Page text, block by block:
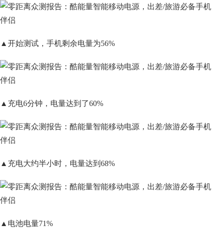
▲开始测试，手机剩余电量为56%
▲充电6分钟，电量达到了60%
▲充电大约半小时，电量达到68%
▲电池电量71%